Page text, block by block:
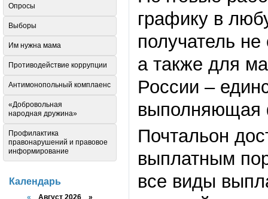
графику в
получатель
а также для
России –
выполняющая
Почтальон
выплатным
все виды
Опросы
Выборы
Им нужна мама
Противодействие коррупции
Антимонопольный комплаенс
«Добровольная
народная дружина»
Профилактика
правонарушений и правовое
информирование
Календарь
« Август 2026 »